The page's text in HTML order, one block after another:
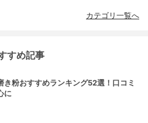
カテゴリ一覧へ
すめ記事
き粉おすすめランキング52選！口コミ
に